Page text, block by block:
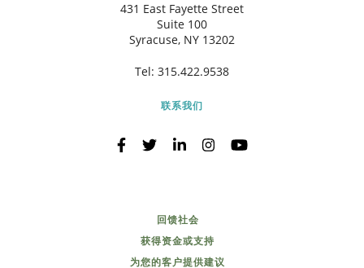
431 East Fayette Street
Suite 100
Syracuse, NY 13202
Tel: 315.422.9538
联系我们
回馈社会
获得资金或支持
为您的客户提供建议